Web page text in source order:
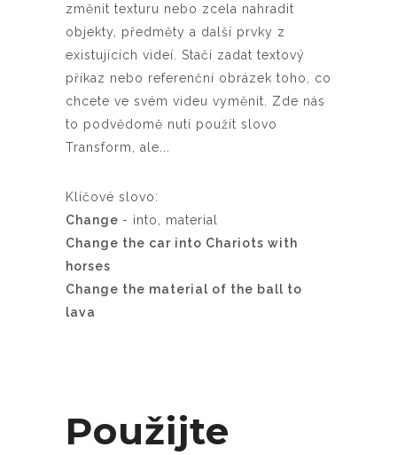
změnit texturu nebo zcela nahradit
objekty, předměty a další prvky z
existujících videí. Stačí zadat textový
příkaz nebo referenční obrázek toho, co
chcete ve svém videu vyměnit. Zde nás
to podvědomě nutí použít slovo
Transform, ale...
Klíčové slovo:
Change - into, material
Change the car into Chariots with
horses
Change the material of the ball to
lava
Použijte